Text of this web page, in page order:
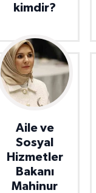
kimdir?
Aile ve
Sosyal
Hizmetler
Bakanı
Mahinur